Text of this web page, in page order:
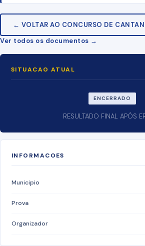
← VOLTAR AO CONCURSO DE
Ver todos os documentos →
SITUACAO ATUAL
ENCERRADO
RESULTADO FINAL APÓS
INFORMACOES
Municipio
Prova
Organizador